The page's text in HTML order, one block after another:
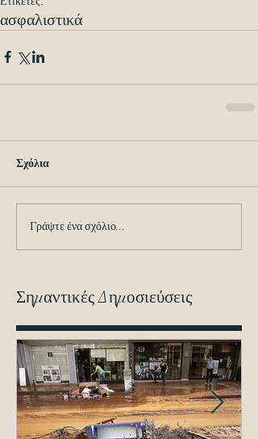
ασφαλιστικά
Σχόλια
Γράψτε ένα σχόλιο...
Σημαντικές Δημοσιεύσεις